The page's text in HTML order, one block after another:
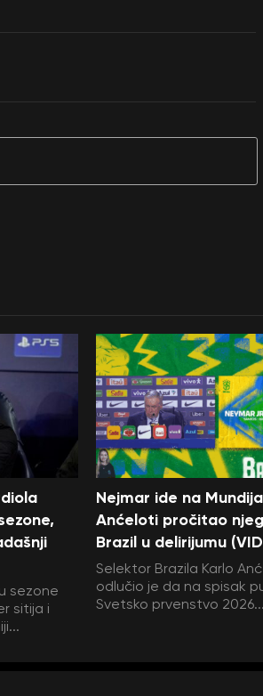
sezone
sitija i
Nejmar ide na
Anćeloti pročitao
Brazil u delirijumu
Selektor Brazila Karlo
odlučio je da na spisak
Svetsko prvenstvo